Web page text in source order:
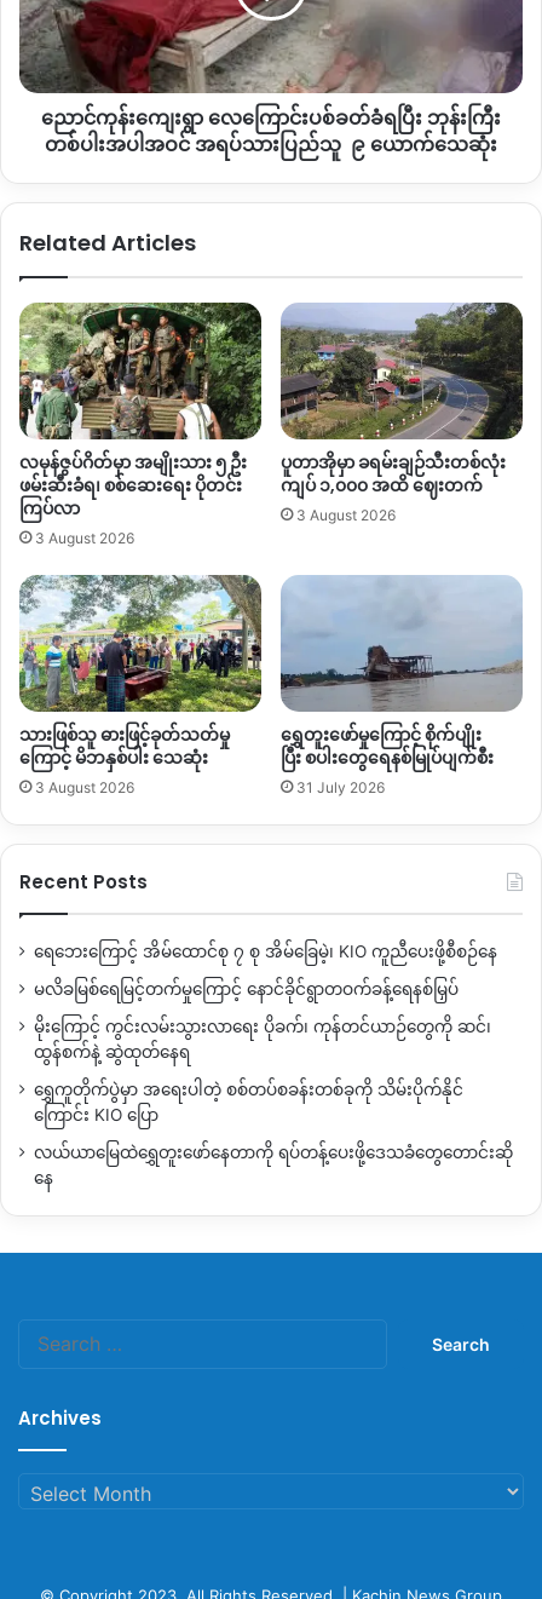
လောက်ဝေးတဲ့ နေရာမှာဟုတ်တယ်။ အပေါ်ကနေလမ်းပြိုတဲ့အတွက်
ကြောင့်မိုးလို့ အပေါ်ကိုကြည့်လိုက်ရင် တော့ရေကတော့အရမ်းကိုစိမ့်
တယ် နေရာတကာကနေ ရေတွေအရမ်း ကျလာ တယ်တဲ့အဲ့တာ
ကြောင့်မြေတွေအရမ်းပျော့ပြီးမှ ပြိုတာ
ဟုနောင်မွန် မြို့နေ အသက်
၄၅ နှစ်အရွယ်ရှိအမျိုးသမီးတစ်ဦးကပြောသည်။
ပူတာအိုဒေသတွင် လယ်ယာလုပ်ငန်းများ မဖြစ်ထွန်းသည့်အတွက်
ဟင်းခတ်အမွှေးအကြိုင်များ စိုက်ပျိုးကာ တရုတ်ပြည်သူသို့
ရောင်းချကာ စားသောက်ကုန်များဝယ်ယူစားသုံးကြရပြီ ယခုလမ်း
ပိုင်းပြတ်တောက်နေသောကြောင့် ဒေသခံများ အခက်ကြုံတွေ့နေရ
ခြင်းလည်းဖြစ်သည်။
Copy URL
သုံးရေ
ခက်ခဲ
နေ
ခံ
ရ
ပြီး
ဘုန်းကြီး
တစ်ပါး
အပါအဝင်
၉
ညောင်ကုန်းကျေးရွာ လေကြောင်းပစ်ခတ်ခံရပြီး ဘုန်းကြီး
တစ်ပါးအပါအဝင် အရပ်သားပြည်သူ ၉ ယောက်သေဆုံး
Related Articles
လမုန်ဇွပ်ဂိတ်မှာ အမျိုးသား ၅ ဦး
ဖမ်းဆီးခံရ၊ စစ်ဆေးရေး ပိုတင်း
ကြပ်လာ
3 August 2026
ပူတာအိုမှာ ခရမ်းချဉ်သီးတစ်လုံး
ကျပ် ၁,၀၀၀ အထိ ဈေးတက်
3 August 2026
သားဖြစ်သူ ဓားဖြင့်ခုတ်သတ်မှု
ကြောင့် မိဘနှစ်ပါး သေဆုံး
3 August 2026
ရွှေတူးဖော်မှုကြောင့် စိုက်ပျိုး
ပြီး စပါးတွေရေနစ်မြုပ်ပျက်စီး
31 July 2026
Recent Posts
ရေဘေးကြောင့် အိမ်ထောင်စု ၇ စု အိမ်ခြေမဲ့၊ KIO ကူညီပေးဖို့စီစဉ်နေ
မလိခမြစ်ရေမြင့်တက်မှုကြောင့် နောင်ခိုင်ရွာတဝက်ခန့်ရေနစ်မြှပ်
မိုးကြောင့် ကွင်းလမ်းသွားလာရေး ပိုခက်၊ ကုန်တင်ယာဉ်တွေကို ဆင်၊
ထွန်စက်နဲ့ ဆွဲထုတ်နေရ
ရွှေကူတိုက်ပွဲမှာ အရေးပါတဲ့ စစ်တပ်စခန်းတစ်ခုကို သိမ်းပိုက်နိုင်
ကြောင်း KIO ပြော
လယ်ယာမြေထဲရွှေတူးဖော်နေတာကို ရပ်တန့်ပေးဖို့ဒေသခံတွေတောင်းဆို
နေ
Archives
Archives